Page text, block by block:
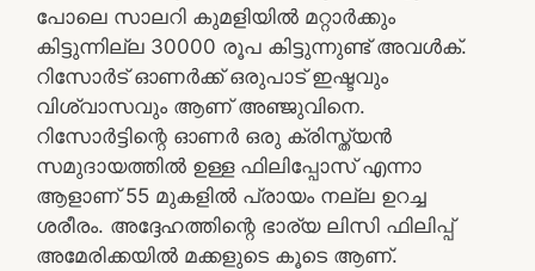
പോലെ സാലറി കുമളിയിൽ മറ്റാർക്കും
കിട്ടുന്നില്ല 30000 രൂപ കിട്ടുന്നുണ്ട് അവൾക്.
റിസോർട് ഓണർക്ക് ഒരുപാട് ഇഷ്ടവും
വിശ്വാസവും ആണ് അഞ്ജുവിനെ.
റിസോർട്ടിന്റെ ഓണർ ഒരു ക്രിസ്ത്യൻ
സമുദായത്തിൽ ഉള്ള ഫിലിപ്പോസ് എന്നാ
ആളാണ്‌ 55 മുകളിൽ പ്രായം നല്ല ഉറച്ച
ശരീരം. അദ്ദേഹത്തിന്റെ ഭാര്യ ലിസി ഫിലിപ്പ്
അമേരിക്കയിൽ മക്കളുടെ കൂടെ ആണ്.